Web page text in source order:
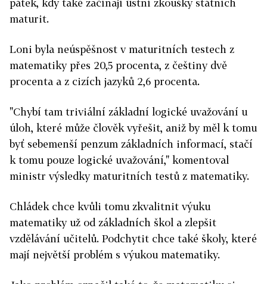
pátek, kdy také začínají ústní zkoušky státních
maturit.
Loni byla neúspěšnost v maturitních testech z
matematiky přes 20,5 procenta, z češtiny dvě
procenta a z cizích jazyků 2,6 procenta.
"Chybí tam triviální základní logické uvažování u
úloh, které může člověk vyřešit, aniž by měl k tomu
byť sebemenší penzum základních informací, stačí
k tomu pouze logické uvažování," komentoval
ministr výsledky maturitních testů z matematiky.
Chládek chce kvůli tomu zkvalitnit výuku
matematiky už od základních škol a zlepšit
vzdělávání učitelů. Podchytit chce také školy, které
mají největší problém s výukou matematiky.